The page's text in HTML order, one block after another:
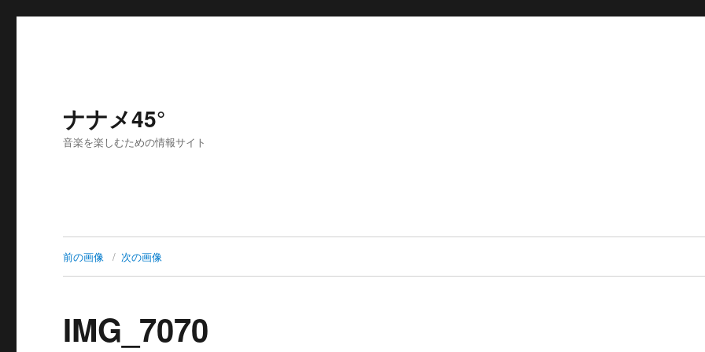
ナナメ45°
音楽を楽しむための情報サイト
前の画像 次の画像
IMG_7070